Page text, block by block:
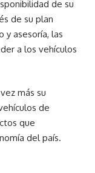
de su
de su plan
y asesoría, las
a los vehículos
más su
de
que
del país.